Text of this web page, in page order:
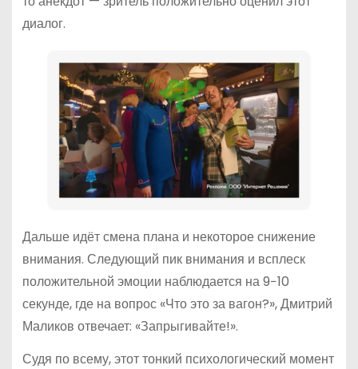
диалог.
Дальше идёт смена плана и некоторое снижение
внимания. Следующий пик внимания и всплеск
положительной эмоции наблюдается на 9−10
секунде, где на вопрос «Что это за вагон?», Дмитрий
Маликов отвечает: «Запрыгивайте!».
Судя по всему, этот тонкий психологический момент